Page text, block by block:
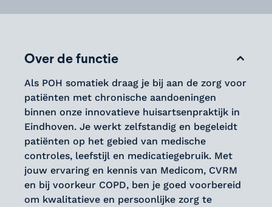
Over de functie
Als POH somatiek draag je bij aan de zorg voor
patiënten met chronische aandoeningen
binnen onze innovatieve huisartsenpraktijk in
Eindhoven. Je werkt zelfstandig en begeleidt
patiënten op het gebied van medische
controles, leefstijl en medicatiegebruik. Met
jouw ervaring en kennis van Medicom, CVRM
en bij voorkeur COPD, ben je goed voorbereid
om kwalitatieve en persoonlijke zorg te